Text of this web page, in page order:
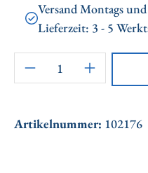
Versand Montags
Lieferzeit: 3 - 5
Artikel Anzahl:
Artikelnummer: 102176